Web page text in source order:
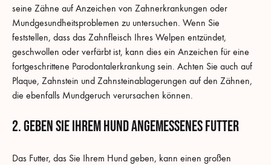
seine Zähne auf Anzeichen von Zahnerkrankungen oder
Mundgesundheitsproblemen zu untersuchen. Wenn Sie
feststellen, dass das Zahnfleisch Ihres Welpen entzündet,
geschwollen oder verfärbt ist, kann dies ein Anzeichen für eine
fortgeschrittene Parodontalerkrankung sein. Achten Sie auch auf
Plaque, Zahnstein und Zahnsteinablagerungen auf den Zähnen,
die ebenfalls Mundgeruch verursachen können.
2. Geben Sie Ihrem Hund angemessenes Futter
Das Futter, das Sie Ihrem Hund geben, kann einen großen